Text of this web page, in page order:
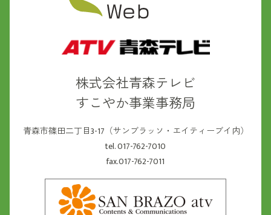
株式会社青森テレビ
すこやか事業事務局
青森市篠田二丁目3-17（サンブラッソ・エイティーブイ内）
tel. 017-762-7010
fax.017-762-7011